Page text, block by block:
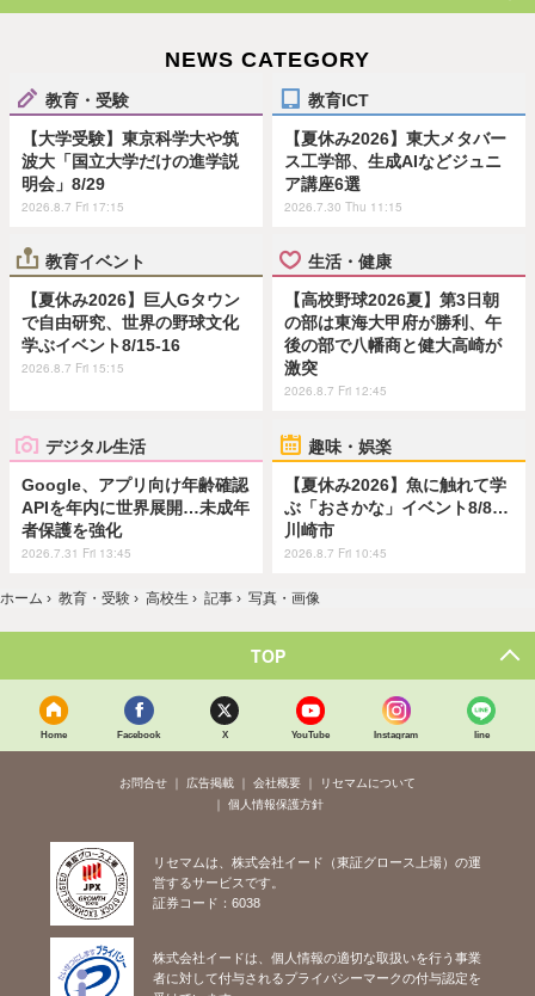
NEWS CATEGORY
教育・受験
【大学受験】東京科学大や筑
波大「国立大学だけの進学説
明会」8/29
2026.8.7 Fri 17:15
教育ICT
【夏休み2026】東大メタバー
ス工学部、生成AIなどジュニ
ア講座6選
2026.7.30 Thu 11:15
教育イベント
【夏休み2026】巨人Gタウン
で自由研究、世界の野球文化
学ぶイベント8/15-16
2026.8.7 Fri 15:15
生活・健康
【高校野球2026夏】第3日朝
の部は東海大甲府が勝利、午
後の部で八幡商と健大高崎が
激突
2026.8.7 Fri 12:45
デジタル生活
Google、アプリ向け年齢確認
APIを年内に世界展開…未成年
者保護を強化
2026.7.31 Fri 13:45
趣味・娯楽
【夏休み2026】魚に触れて学
ぶ「おさかな」イベント8/8…
川崎市
2026.8.7 Fri 10:45
ホーム › 教育・受験 › 高校生 › 記事 › 写真・画像
TOP
Home Facebook X YouTube Instagram line
お問合せ 広告掲載 会社概要
リセマムについて
個人情報保護方針
リセマムは、株式会社イード（東証グロース上場）の運
営するサービスです。
証券コード：6038
株式会社イードは、個人情報の適切な取扱いを行う事業
者に対して付与されるプライバシーマークの付与認定を